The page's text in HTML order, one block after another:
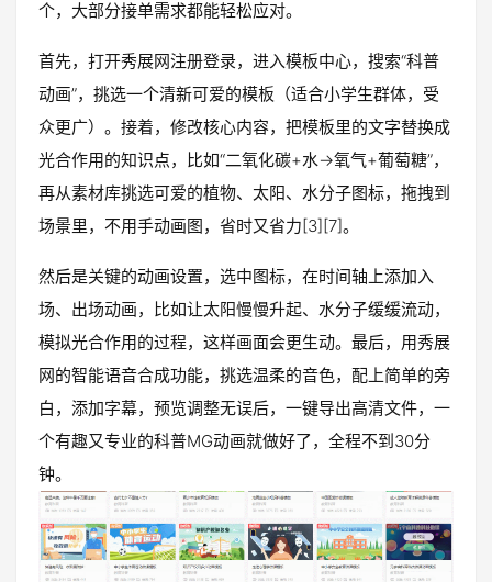
个，大部分接单需求都能轻松应对。
首先，打开秀展网注册登录，进入模板中心，搜索“科普
动画”，挑选一个清新可爱的模板（适合小学生群体，受
众更广）。接着，修改核心内容，把模板里的文字替换成
光合作用的知识点，比如“二氧化碳+水→氧气+葡萄糖”，
再从素材库挑选可爱的植物、太阳、水分子图标，拖拽到
场景里，不用手动画图，省时又省力[3][7]。
然后是关键的动画设置，选中图标，在时间轴上添加入
场、出场动画，比如让太阳慢慢升起、水分子缓缓流动，
模拟光合作用的过程，这样画面会更生动。最后，用秀展
网的智能语音合成功能，挑选温柔的音色，配上简单的旁
白，添加字幕，预览调整无误后，一键导出高清文件，一
个有趣又专业的科普MG动画就做好了，全程不到30分
钟。